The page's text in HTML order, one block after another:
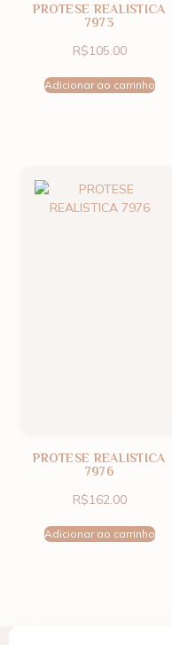
PROTESE REALISTICA
7973
R$105.00
Adicionar ao carrinho
PROTESE REALISTICA
7976
R$162.00
Adicionar ao carrinho